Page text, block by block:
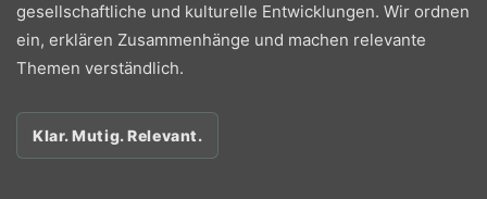
gesellschaftliche und kulturelle Entwicklungen. Wir ordnen
ein, erklären Zusammenhänge und machen relevante
Themen verständlich.
Klar. Mutig. Relevant.